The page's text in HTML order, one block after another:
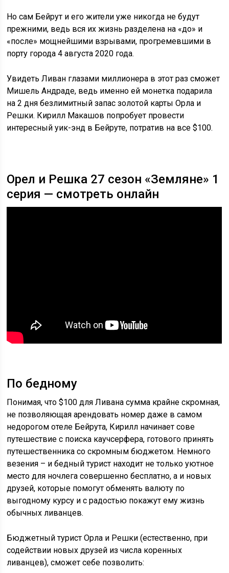
Но сам Бейрут и его жители уже никогда не будут
прежними, ведь вся их жизнь разделена на «до» и
«после» мощнейшими взрывами, прогремевшими в
порту города 4 августа 2020 года.
Увидеть Ливан глазами миллионера в этот раз сможет
Мишель Андраде, ведь именно ей монетка подарила
на 2 дня безлимитный запас золотой карты Орла и
Решки. Кирилл Макашов попробует провести
интересный уик-энд в Бейруте, потратив на все $100.
Орел и Решка 27 сезон «Земляне» 1
серия — смотреть онлайн
По бедному
Понимая, что $100 для Ливана сумма крайне скромная,
не позволяющая арендовать номер даже в самом
недорогом отеле Бейрута, Кирилл начинает сове
путешествие с поиска каучсерфера, готового принять
путешественника со скромным бюджетом. Немного
везения – и бедный турист находит не только уютное
место для ночлега совершенно бесплатно, а и новых
друзей, которые помогут обменять валюту по
выгодному курсу и с радостью покажут ему жизнь
обычных ливанцев.
Бюджетный турист Орла и Решки (естественно, при
содействии новых друзей из числа коренных
ливанцев), сможет себе позволить: